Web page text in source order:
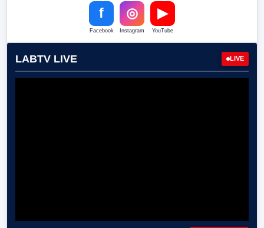
f
Facebook
◎
Instagram
▶
YouTube
LABTV LIVE LIVE